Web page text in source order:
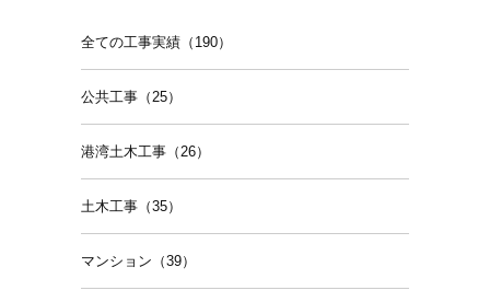
全ての工事実績（190）
公共工事（25）
港湾土木工事（26）
土木工事（35）
マンション（39）